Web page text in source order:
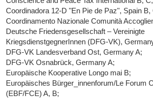
Coordinadora 12-D "En Pie de Paz", Spain B,
Coordinamento Nazionale Comunità
Deutsche Friedensgesellschaft – Vereinigte
KriegsdienstgegnerInnen (DFG-VK),
DFG-VK Landesverband Ost, Germany A;
DFG-VK Osnabrück, Germany A;
Europäische Kooperative Longo mai B;
Europäisches Bürger_innenforum/Le Forum
(EBF/FCE) A, B;